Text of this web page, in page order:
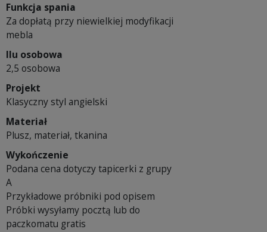
Funkcja spania
Za dopłatą przy niewielkiej modyfikacji
mebla
Ilu osobowa
2,5 osobowa
Projekt
Klasyczny styl angielski
Materiał
Plusz, materiał, tkanina
Wykończenie
Podana cena dotyczy tapicerki z grupy
A
Przykładowe próbniki pod opisem
Próbki wysyłamy pocztą lub do
paczkomatu gratis